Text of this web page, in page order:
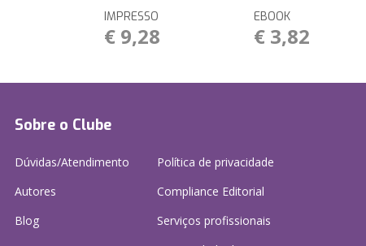
IMPRESSO
€ 9,28
EBOOK
€ 3,82
Sobre o Clube
Dúvidas/Atendimento
Autores
Blog
Política de privacidade
Compliance Editorial
Serviços profissionais